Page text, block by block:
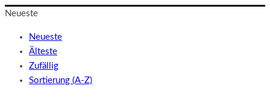
Neueste
Neueste
Älteste
Zufällig
Sortierung (A-Z)